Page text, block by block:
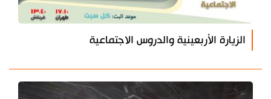
الزيارة الأربعينية والدروس الاجتماعية